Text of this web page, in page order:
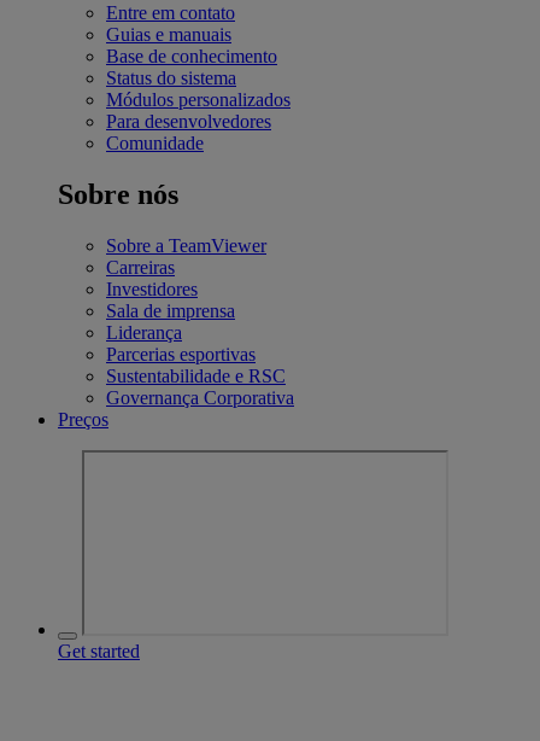
Entre em contato
Guias e manuais
Base de conhecimento
Status do sistema
Módulos personalizados
Para desenvolvedores
Comunidade
Sobre nós
Sobre a TeamViewer
Carreiras
Investidores
Sala de imprensa
Liderança
Parcerias esportivas
Sustentabilidade e RSC
Governança Corporativa
Preços
Get started